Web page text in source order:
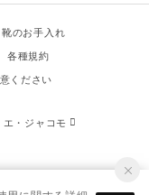
靴のお手入れ
各種規約
ください
・ジャコモ